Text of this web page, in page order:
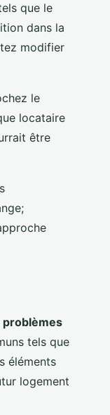
que le
dans la
modifier
le
locataire
être
problèmes
tels que
éléments
logement